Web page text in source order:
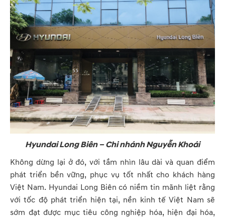
Hyundai Long Biên – Chi nhánh Nguyễn Khoái
Không dừng lại ở đó, với tầm nhìn lâu dài và quan điểm
phát triển bền vững, phục vụ tốt nhất cho khách hàng
Việt Nam. Hyundai Long Biên có niềm tin mãnh liệt rằng
với tốc độ phát triển hiện tại, nền kinh tế Việt Nam sẽ
sớm đạt được mục tiêu công nghiệp hóa, hiện đại hóa,